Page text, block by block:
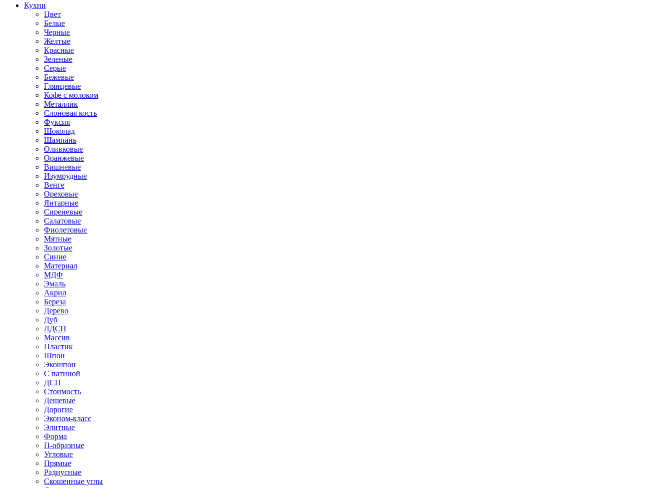
Кухни
Цвет
Белые
Черные
Желтые
Красные
Зеленые
Серые
Бежевые
Глянцевые
Кофе с молоком
Металлик
Слоновая кость
Фуксия
Шоколад
Шампань
Оливковые
Оранжевые
Вишневые
Изумрудные
Венге
Ореховые
Янтарные
Сиреневые
Салатовые
Фиолетовые
Мятные
Золотые
Синие
Материал
МДФ
Эмаль
Акрил
Береза
Дерево
Дуб
ЛДСП
Массив
Пластик
Шпон
Экошпон
С патиной
ДСП
Стоимость
Дешевые
Дорогие
Эконом-класс
Элитные
Форма
П-образные
Угловые
Прямые
Радиусные
Скошенные углы